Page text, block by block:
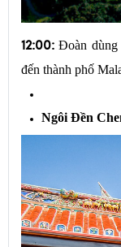
12:00: Đoàn dùng
đến thành phố
Ngôi Đền